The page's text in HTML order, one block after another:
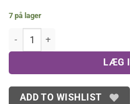
7 på lager
Bred pink hårbøjle antal
LÆG
ADD TO WISHLIST